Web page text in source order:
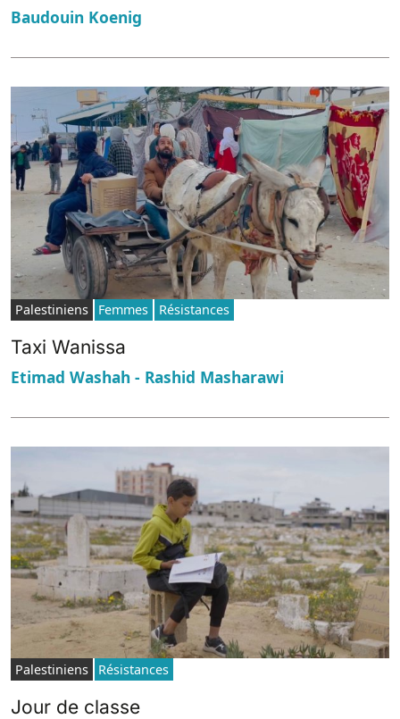
Baudouin Koenig
Palestiniens Femmes Résistances
Taxi Wanissa
Etimad Washah - Rashid Masharawi
Palestiniens Résistances
Jour de classe